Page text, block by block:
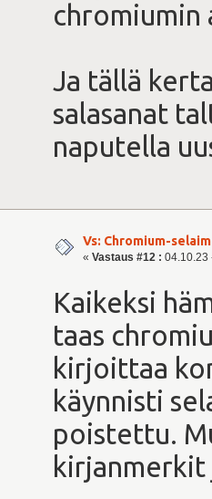
Käsitellään
chromiumin
Ja tällä
salasanat
naputella
Vs: Chromium-
« Vastaus #12 : 04.10.23
Kaikeksi
taas
kirjoittaa
käynnisti
poistettu.
kirjanmerkit